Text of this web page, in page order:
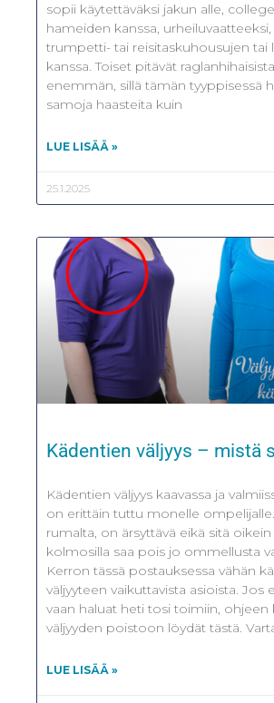
sopii käytettäväksi jakun alle,
hameiden kanssa,
trumpetti- tai reisitaskuhousujen tai
kanssa. Toiset pitävät
enemmän, sillä tämän tyyppisessä
samoja haasteita kuin
LUE LISÄÄ »
25.1.2025
Kädentien väljyys – mistä
Kädentien väljyys kaavassa ja
on erittäin tuttu monelle
rumalta, on ärsyttävä eikä sitä oikein
kolmosilla saa pois jo ommellusta
Kerron tässä postauksessa vähän
väljyyteen vaikuttavista asioista. Jos
vaan haluat heti tosi toimiin, ohjeen
väljyyden poistoon löydät tästä.
LUE LISÄÄ »